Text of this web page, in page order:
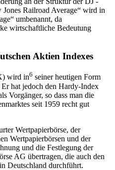
Railroad Average“ wird in
umbenannt, da
wirtschaftliche Bedeutung
Aktien Indexes
wird in6 seiner heutigen Form
hat jedoch den Hardy-Index
Vorgänger, so dass man die
seit 1959 recht gut
Wertpapierbörse, der
Wertpapierbörsen und der
und die Festlegung der
AG übertragen, die auch den
Deutschland durchführt.